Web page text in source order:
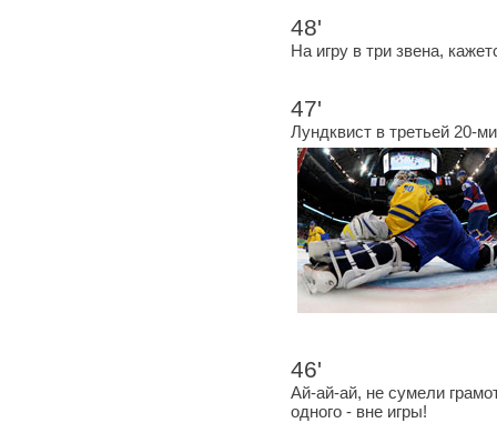
48'
На игру в три звена,
47'
Лундквист в третьей 20-
46'
Ай-ай-ай, не сумели
одного - вне игры!